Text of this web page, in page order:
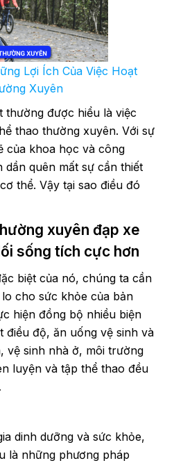
Lợi Ích Của Việc Hoạt
Xuyên
thường được hiểu là việc
thao thường xuyên. Với sự
của khoa học và công
dần quên mất sự cần thiết
thể. Vậy tại sao điều đó
xuyên đạp xe
sống tích cực hơn
biệt của nó, chúng ta cần
cho sức khỏe của bản
hiện đồng bộ nhiều biện
điều độ, ăn uống vệ sinh và
vệ sinh nhà ở, môi trường
luyện và tập thể thao đều
dinh dưỡng và sức khỏe,
là những phương pháp